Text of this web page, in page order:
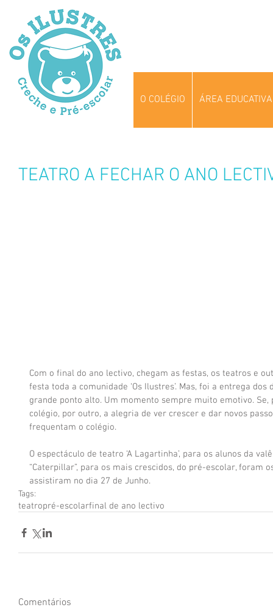
O COLÉGIO ÁREA EDUCATIVA
TEATRO A FECHAR O ANO
Com o final do ano lectivo, chegam as festas, os teatros e
festa toda a comunidade ‘Os Ilustres’. Mas, foi a entrega
grande ponto alto. Um momento sempre muito emotivo.
colégio, por outro, a alegria de ver crescer e dar novos
frequentam o colégio.
O espectáculo de teatro ‘A Lagartinha’, para os alunos da
“Caterpillar”, para os mais crescidos, do pré-escolar, foram
assistiram no dia 27 de Junho.
Tags:
teatropré-escolarfinal de ano lectivo
Comentários